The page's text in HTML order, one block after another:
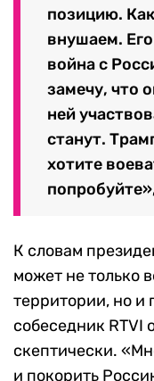
позицию.
внушаем.
война с
замечу, что
ней
станут.
хотите
К словам
может не только
территории, но и
собеседник RTVI
скептически.
и покорить